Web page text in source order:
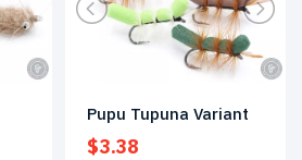
Pupu Tupuna Variant
$3.38